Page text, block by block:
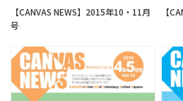
【CANVAS NEWS】2015年10・11月
号
【